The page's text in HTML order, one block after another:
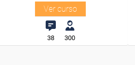
Ver curso
38 300